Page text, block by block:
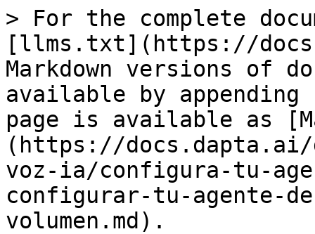
> For the complete
[llms.txt](https://
Markdown versions of
available by
page is available as
(https://docs.dapta.ai/
voz-ia/configura-tu-
configurar-tu-agente-
volumen.md).